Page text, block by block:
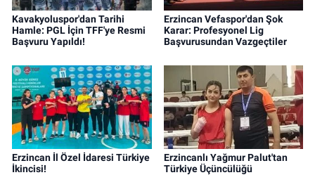
Kavakyoluspor'dan Tarihi
Hamle: PGL İçin TFF'ye Resmi
Başvuru Yapıldı!
Erzincan Vefaspor'dan Şok
Karar: Profesyonel Lig
Başvurusundan Vazgeçtiler
Erzincan İl Özel İdaresi Türkiye
İkincisi!
Erzincanlı Yağmur Palut'tan
Türkiye Üçüncülüğü